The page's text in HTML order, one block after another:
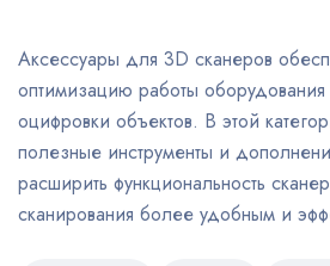
Аксессуары для 3D сканеров
оптимизацию работы оборудования
оцифровки объектов. В этой
полезные инструменты и
расширить функциональность
сканирования более удобным и